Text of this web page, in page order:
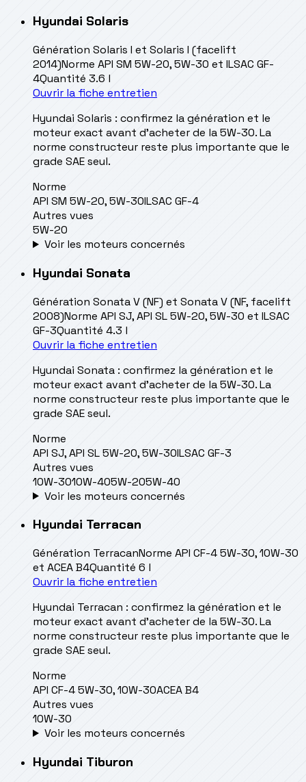
Hyundai Solaris
Génération Solaris I et Solaris I (facelift
2014)Norme API SM 5W-20, 5W-30 et ILSAC GF-
4Quantité 3.6 l
Ouvrir la fiche entretien
Hyundai Solaris : confirmez la génération et le
moteur exact avant d’acheter de la 5W-30. La
norme constructeur reste plus importante que le
grade SAE seul.
Norme
API SM 5W-20, 5W-30ILSAC GF-4
Autres vues
5W-20
Voir les moteurs concernés
Hyundai Sonata
Génération Sonata V (NF) et Sonata V (NF, facelift
2008)Norme API SJ, API SL 5W-20, 5W-30 et ILSAC
GF-3Quantité 4.3 l
Ouvrir la fiche entretien
Hyundai Sonata : confirmez la génération et le
moteur exact avant d’acheter de la 5W-30. La
norme constructeur reste plus importante que le
grade SAE seul.
Norme
API SJ, API SL 5W-20, 5W-30ILSAC GF-3
Autres vues
10W-3010W-405W-205W-40
Voir les moteurs concernés
Hyundai Terracan
Génération TerracanNorme API CF-4 5W-30, 10W-30
et ACEA B4Quantité 6 l
Ouvrir la fiche entretien
Hyundai Terracan : confirmez la génération et le
moteur exact avant d’acheter de la 5W-30. La
norme constructeur reste plus importante que le
grade SAE seul.
Norme
API CF-4 5W-30, 10W-30ACEA B4
Autres vues
10W-30
Voir les moteurs concernés
Hyundai Tiburon